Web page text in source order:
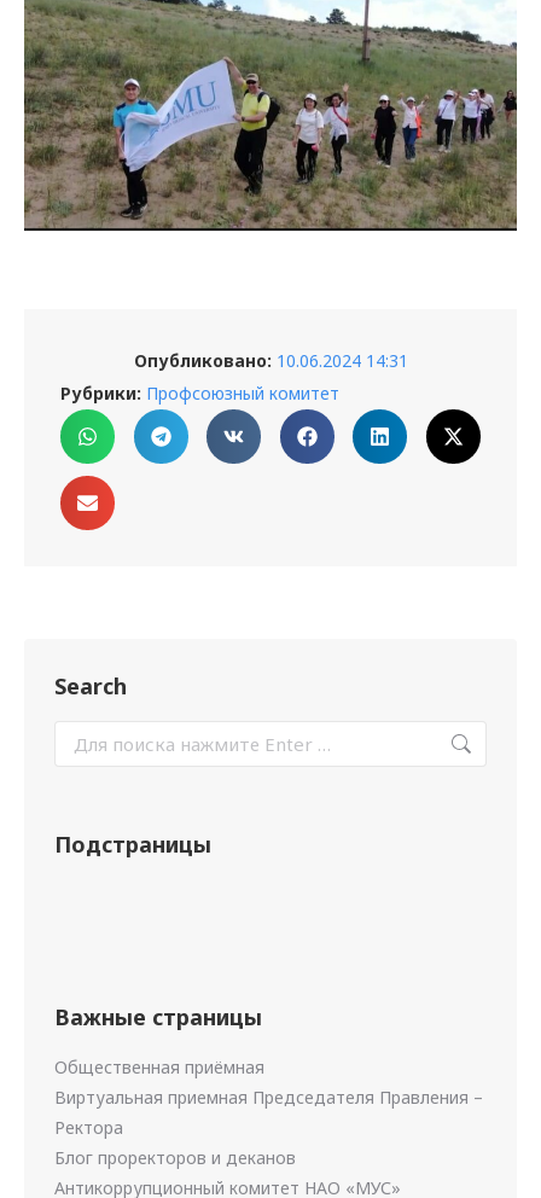
Опубликовано: 10.06.2024 14:31
Рубрики: Профсоюзный комитет
Search
Подстраницы
Важные страницы
Общественная приёмная
Виртуальная приемная Председателя Правления –
Ректора
Блог проректоров и деканов
Антикоррупционный комитет НАО «МУС»